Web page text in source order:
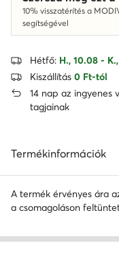
10% visszatérítés a
segítségével
Hétfő: H., 10.08 -
Kiszállítás 0 Ft-tól
14 nap az ingyenes
tagjainak
Termékinformációk
A termék érvényes ára
a csomagoláson